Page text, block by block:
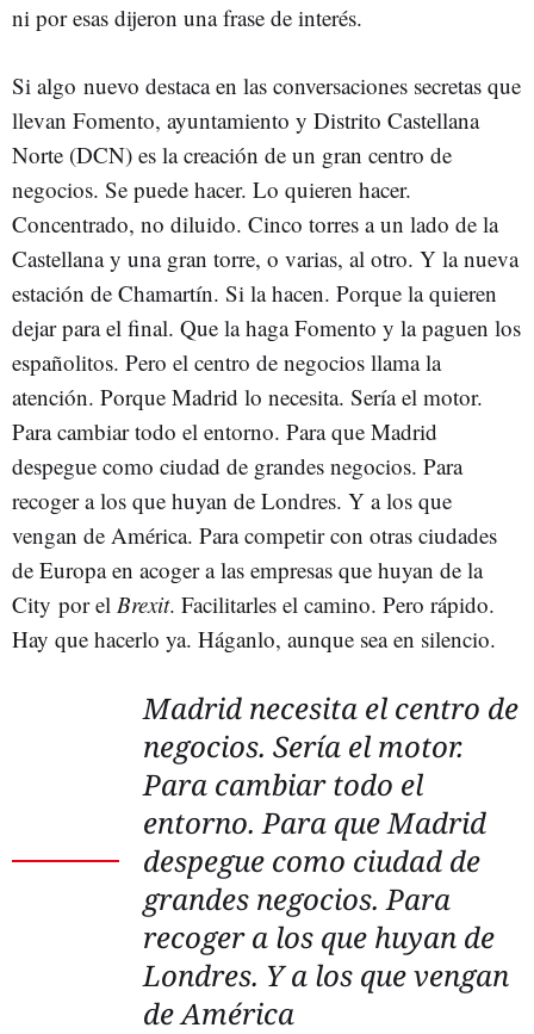
ni por esas dijeron una frase de interés.
Si algo nuevo destaca en las conversaciones secretas que
llevan Fomento, ayuntamiento y Distrito Castellana
Norte (DCN) es la creación de un gran centro de
negocios. Se puede hacer. Lo quieren hacer.
Concentrado, no diluido. Cinco torres a un lado de la
Castellana y una gran torre, o varias, al otro. Y la nueva
estación de Chamartín. Si la hacen. Porque la quieren
dejar para el final. Que la haga Fomento y la paguen los
españolitos. Pero el centro de negocios llama la
atención. Porque Madrid lo necesita. Sería el motor.
Para cambiar todo el entorno. Para que Madrid
despegue como ciudad de grandes negocios. Para
recoger a los que huyan de Londres. Y a los que
vengan de América. Para competir con otras ciudades
de Europa en acoger a las empresas que huyan de la
City por el Brexit. Facilitarles el camino. Pero rápido.
Hay que hacerlo ya. Háganlo, aunque sea en silencio.
Madrid necesita el centro de
negocios. Sería el motor.
Para cambiar todo el
entorno. Para que Madrid
despegue como ciudad de
grandes negocios. Para
recoger a los que huyan de
Londres. Y a los que vengan
de América